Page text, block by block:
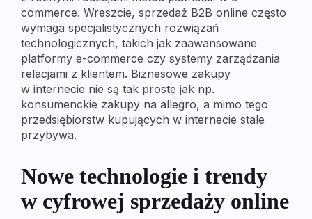
commerce. Wreszcie, sprzedaż B2B online często
wymaga specjalistycznych rozwiązań
technologicznych, takich jak zaawansowane
platformy e-commerce czy systemy zarządzania
relacjami z klientem. Biznesowe zakupy
w internecie nie są tak proste jak np.
konsumenckie zakupy na allegro, a mimo tego
przedsiębiorstw kupujących w internecie stale
przybywa.
Nowe technologie i trendy
w cyfrowej sprzedaży online